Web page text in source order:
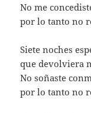
No me
por lo tanto no
Siete noches
que devolviera
No soñaste
por lo tanto no